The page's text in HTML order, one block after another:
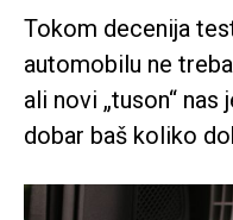
Tokom decenija
automobilu ne
ali novi „tuson“
dobar baš koliko